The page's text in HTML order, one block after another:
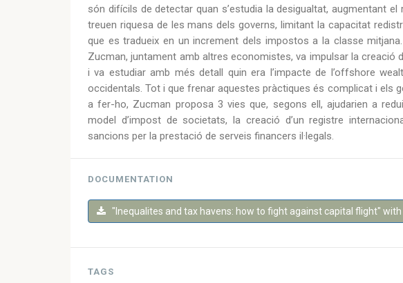
són difícils de detectar quan s’estudia la desigualtat, augmentant el
treuen riquesa de les mans dels governs, limitant la capacitat
que es tradueix en un increment dels impostos a la classe
Zucman, juntament amb altres economistes, va impulsar la creació
i va estudiar amb més detall quin era l’impacte de l’offshore
occidentals. Tot i que frenar aquestes pràctiques és complicat i els
a fer-ho, Zucman proposa 3 vies que, segons ell, ajudarien a
model d’impost de societats, la creació d’un registre
sancions per la prestació de serveis financers il·legals.
DOCUMENTATION
"Inequalites and tax havens: how to fight against capital flight" with
TAGS